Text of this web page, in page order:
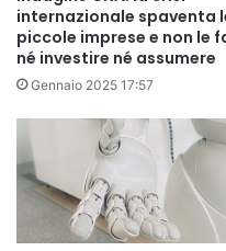
internazionale spaventa
piccole imprese e non le
né investire né assumere
Gennaio 2025 17:57